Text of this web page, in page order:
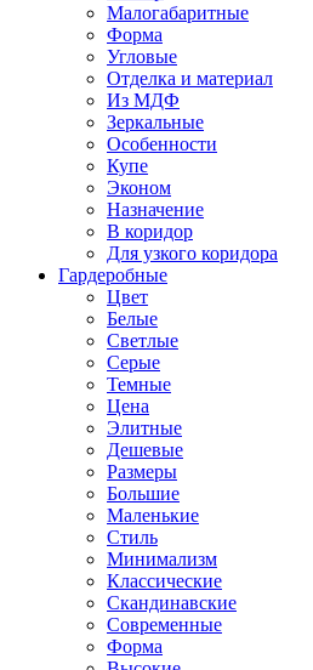
Малогабаритные
Форма
Угловые
Отделка и материал
Из МДФ
Зеркальные
Особенности
Купе
Эконом
Назначение
В коридор
Для узкого коридора
Гардеробные
Цвет
Белые
Светлые
Серые
Темные
Цена
Элитные
Дешевые
Размеры
Большие
Маленькие
Стиль
Минимализм
Классические
Скандинавские
Современные
Форма